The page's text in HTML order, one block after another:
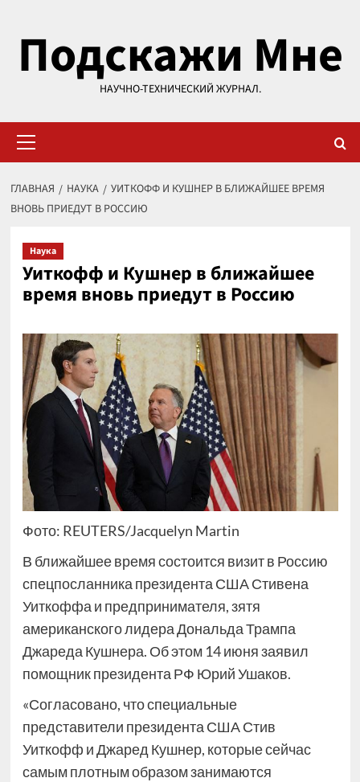
содержимому
Подскажи Мне
НАУЧНО-ТЕХНИЧЕСКИЙ ЖУРНАЛ.
меню
ГЛАВНАЯ НАУКА
УИТКОФФ И КУШНЕР В БЛИЖАЙШЕЕ ВРЕМЯ
ВНОВЬ ПРИЕДУТ В РОССИЮ
Наука
Уиткофф и Кушнер в ближайшее
время вновь приедут в Россию
Фото: REUTERS/Jacquelyn Martin
В ближайшее время состоится визит в Россию
спецпосланника президента США Стивена
Уиткоффа и предпринимателя, зятя
американского лидера Дональда Трампа
Джареда Кушнера. Об этом 14 июня заявил
помощник президента РФ Юрий Ушаков.
«Согласовано, что специальные
представители президента США Стив
Уиткофф и Джаред Кушнер, которые сейчас
самым плотным образом занимаются